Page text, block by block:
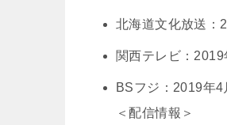
北海道文化放送：
関西テレビ：
BSフジ：2019年
＜配信情報＞